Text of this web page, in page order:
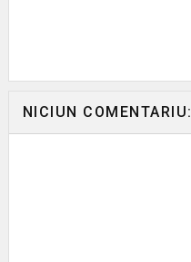
NICIUN COMENTARIU: